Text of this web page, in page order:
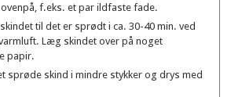
f.eks. et par ildfaste fade.
til det er sprødt i ca. 30-40 min. ved
Læg skindet over på noget
papir.
sprøde skind i mindre stykker og drys med